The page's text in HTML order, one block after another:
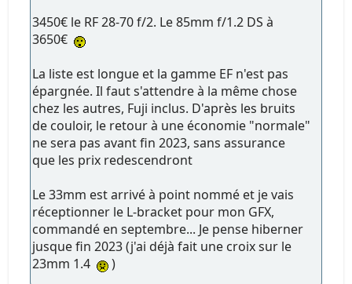
3450€ le RF 28-70 f/2. Le 85mm f/1.2 DS à
3650€
La liste est longue et la gamme EF n'est pas
épargnée. Il faut s'attendre à la même chose
chez les autres, Fuji inclus. D'après les bruits
de couloir, le retour à une économie "normale"
ne sera pas avant fin 2023, sans assurance
que les prix redescendront
Le 33mm est arrivé à point nommé et je vais
réceptionner le L-bracket pour mon GFX,
commandé en septembre... Je pense hiberner
jusque fin 2023 (j'ai déjà fait une croix sur le
23mm 1.4
)